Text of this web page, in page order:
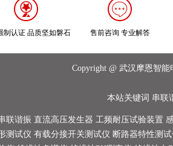
制认证 品质坚如磐石 售前咨询 专业解答
Copyright @ 武汉摩恩智
本站关键词 串联
联谐振 直流高压发生器 工频耐压试验装置
测试仪 有载分接开关测试仪 断路器特性测